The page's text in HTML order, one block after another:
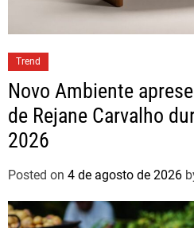
Trend
Novo Ambiente
de Rejane Carvalho
2026
Posted on 4 de agosto de 2026